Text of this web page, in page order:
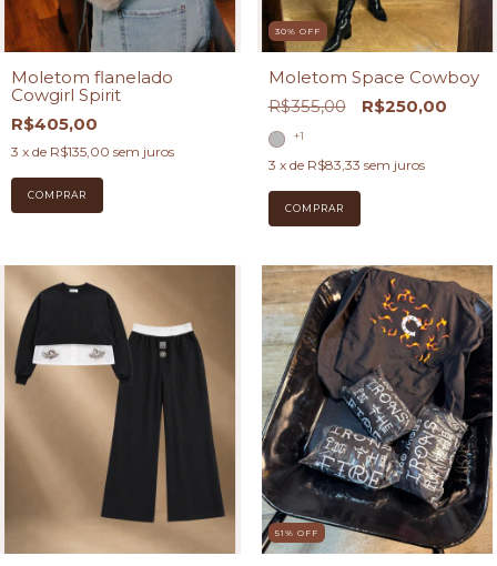
Moletom flanelado
Cowgirl Spirit
R$405,00
3 x de R$135,00 sem juros
COMPRAR
30% OFF
Moletom Space Cowboy
R$355,00
R$250,00
+1
3 x de R$83,33 sem juros
COMPRAR
51 % OFF